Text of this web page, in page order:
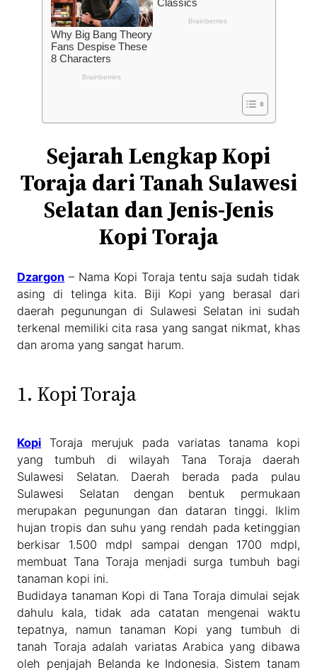
Sejarah Lengkap Kopi
Toraja dari Tanah Sulawesi
Selatan dan Jenis-Jenis
Kopi Toraja
Dzargon – Nama Kopi Toraja tentu saja sudah tidak
asing di telinga kita. Biji Kopi yang berasal dari
daerah pegunungan di Sulawesi Selatan ini sudah
terkenal memiliki cita rasa yang sangat nikmat, khas
dan aroma yang sangat harum.
1. Kopi Toraja
Kopi Toraja merujuk pada variatas tanama kopi
yang tumbuh di wilayah Tana Toraja daerah
Sulawesi Selatan. Daerah berada pada pulau
Sulawesi Selatan dengan bentuk permukaan
merupakan pegunungan dan dataran tinggi. Iklim
hujan tropis dan suhu yang rendah pada ketinggian
berkisar 1.500 mdpl sampai dengan 1700 mdpl,
membuat Tana Toraja menjadi surga tumbuh bagi
tanaman kopi ini.
Budidaya tanaman Kopi di Tana Toraja dimulai sejak
dahulu kala, tidak ada catatan mengenai waktu
tepatnya, namun tanaman Kopi yang tumbuh di
tanah Toraja adalah variatas Arabica yang dibawa
oleh penjajah Belanda ke Indonesia. Sistem tanam